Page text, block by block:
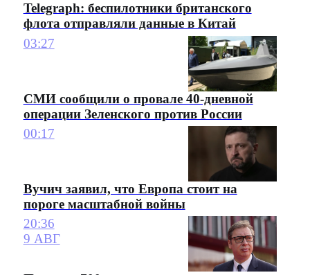
Telegraph: беспилотники британского
флота отправляли данные в Китай
03:27
СМИ сообщили о провале 40-дневной
операции Зеленского против России
00:17
Вучич заявил, что Европа стоит на
пороге масштабной войны
20:36
9 АВГ